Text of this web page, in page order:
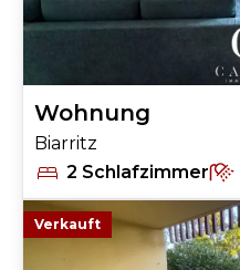
Wohnung
Biarritz
2 Schlafzimmer
Verkauft